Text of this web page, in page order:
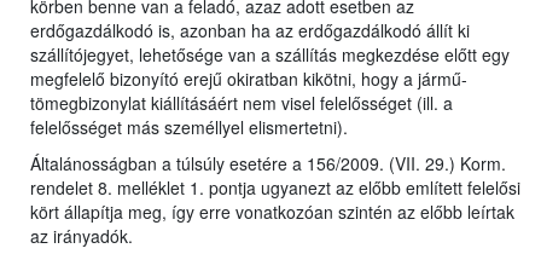
körben benne van a feladó, azaz adott esetben az
erdőgazdálkodó is, azonban ha az erdőgazdálkodó állít ki
szállítójegyet, lehetősége van a szállítás megkezdése előtt egy
megfelelő bizonyító erejű okiratban kikötni, hogy a jármű-
tömegbizonylat kiállításáért nem visel felelősséget (ill. a
felelősséget más személlyel elismertetni).
Általánosságban a túlsúly esetére a 156/2009. (VII. 29.) Korm.
rendelet 8. melléklet 1. pontja ugyanezt az előbb említett felelősi
kört állapítja meg, így erre vonatkozóan szintén az előbb leírtak
az irányadók.